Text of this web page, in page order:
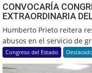
CONVOCARÍA
EXTRAORDINARIA
Humberto Prieto reitera
abusos en el servicio de
Congreso del Estado